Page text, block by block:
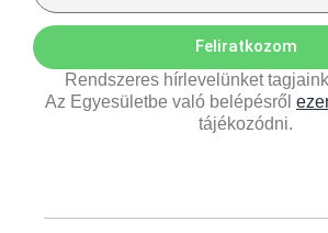
Feliratkozom
Rendszeres hírlevelünket
Az Egyesületbe való belépésről
tájékozódni.